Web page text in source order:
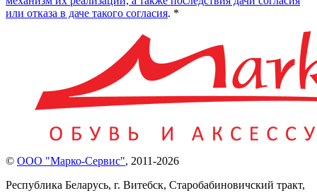
или отказа в даче такого согласия. *
© ООО "Марко-Сервис", 2011-2026
Республика Беларусь, г. Витебск, Старобабиновичский тракт,